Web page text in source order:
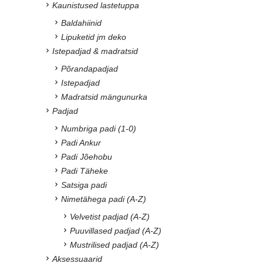
Kaunistused lastetuppa
Baldahiinid
Lipuketid jm deko
Istepadjad & madratsid
Põrandapadjad
Istepadjad
Madratsid mängunurka
Padjad
Numbriga padi (1-0)
Padi Ankur
Padi Jõehobu
Padi Täheke
Satsiga padi
Nimetähega padi (A-Z)
Velvetist padjad (A-Z)
Puuvillased padjad (A-Z)
Mustrilised padjad (A-Z)
Aksessuaarid